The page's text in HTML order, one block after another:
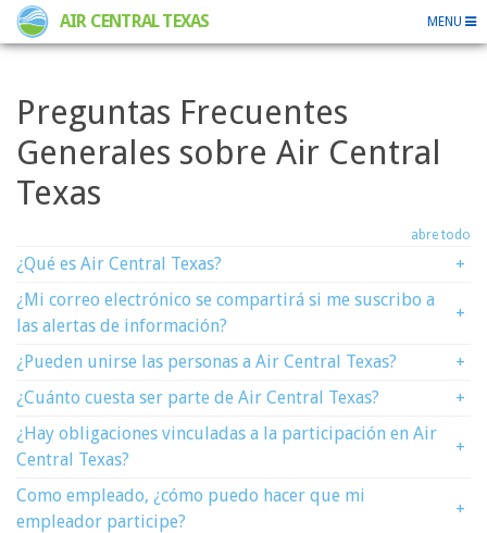
AIR CENTRAL TEXAS MENU
Preguntas Frecuentes
Generales sobre Air Central
Texas
abre todo
¿Qué es Air Central Texas?
+
¿Mi correo electrónico se compartirá si me suscribo a
las alertas de información?
+
¿Pueden unirse las personas a Air Central Texas?
+
¿Cuánto cuesta ser parte de Air Central Texas?
+
¿Hay obligaciones vinculadas a la participación en Air
Central Texas?
+
Como empleado, ¿cómo puedo hacer que mi
empleador participe?
+